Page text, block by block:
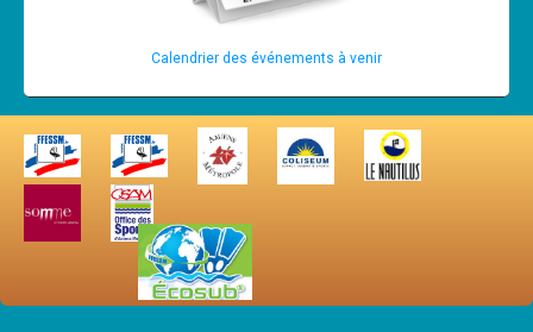
Calendrier des événements à venir